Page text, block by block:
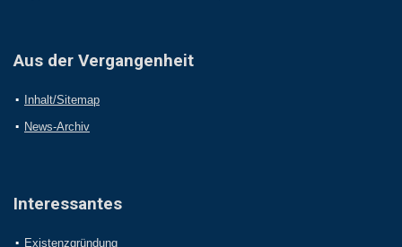
Aus der Vergangenheit
Inhalt/Sitemap
News-Archiv
Interessantes
Existenzgründung